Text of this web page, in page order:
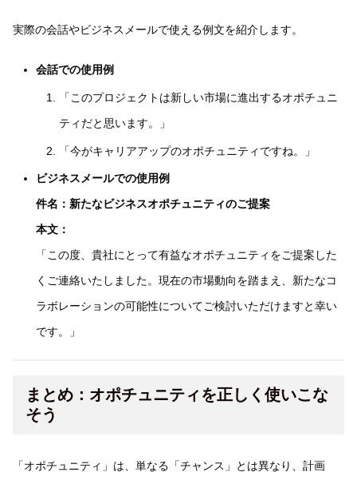
実際の会話やビジネスメールで使える例文を紹介します。
会話での使用例
「このプロジェクトは新しい市場に進出するオポチュニ
ティだと思います。」
「今がキャリアアップのオポチュニティですね。」
ビジネスメールでの使用例
件名：新たなビジネスオポチュニティのご提案
本文：
「この度、貴社にとって有益なオポチュニティをご提案した
くご連絡いたしました。現在の市場動向を踏まえ、新たなコ
ラボレーションの可能性についてご検討いただけますと幸い
です。」
まとめ：オポチュニティを正しく使いこな
そう
「オポチュニティ」は、単なる「チャンス」とは異なり、計画